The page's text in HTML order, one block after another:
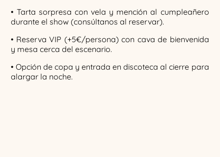
• Tarta sorpresa con vela y mención al cumpleañero
durante el show (consúltanos al reservar).
• Reserva VIP (+5€/persona) con cava de bienvenida
y mesa cerca del escenario.
• Opción de copa y entrada en discoteca al cierre para
alargar la noche.